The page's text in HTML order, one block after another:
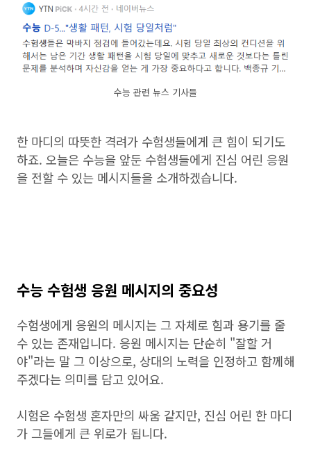
수능 관련 뉴스 기사들
한 마디의 따뜻한 격려가 수험생들에게 큰 힘이 되기도
하죠. 오늘은 수능을 앞둔 수험생들에게 진심 어린 응원
을 전할 수 있는 메시지들을 소개하겠습니다.
수능 수험생 응원 메시지의 중요성
수험생에게 응원의 메시지는 그 자체로 힘과 용기를 줄
수 있는 존재입니다. 응원 메시지는 단순히 "잘할 거
야"라는 말 그 이상으로, 상대의 노력을 인정하고 함께해
주겠다는 의미를 담고 있어요.
시험은 수험생 혼자만의 싸움 같지만, 진심 어린 한 마디
가 그들에게 큰 위로가 됩니다.